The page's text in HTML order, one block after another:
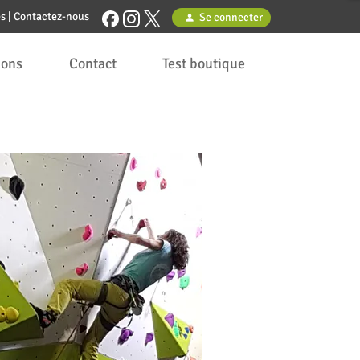
| Contactez-nous
Contact Test boutique
person Se connecter